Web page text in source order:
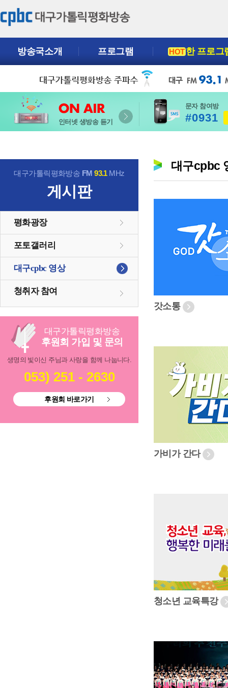
방송국소개 프로그램 HOT한 프로그
인터넷 생방송 듣기
문자 참여방
#0931
대구가톨릭평화방송 FM93.1MHz
게시판
평화광장
포토갤러리
대구cpbc 영상
청취자 참여
대구가톨릭평화방송
후원회 가입 및 문의
생명의 빛이신 주님과 사랑을 함께 나눕니다.
053) 251 - 2630
후원회 바로가기
대구cpbc
갓소통
가비가 간다
청소년 교육특강